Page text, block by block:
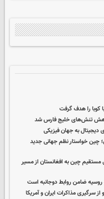
کوبا را هدف گرفت
کاهش تنش‌های خلیج فارس شد
چین خواستار نظم جهانی جدید
مستقیم چین به افغانستان از مسیر
ضامن روابط دوجانبه است
مذاکرات ایران و آمریکا